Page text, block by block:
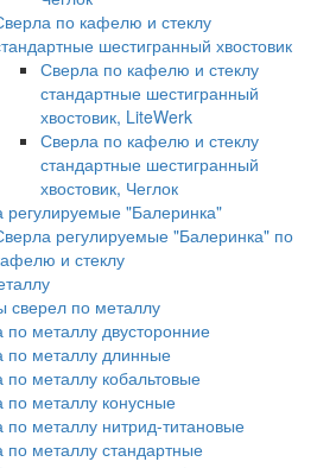
по кафелю и стеклу
шестигранный хвостовик
Сверла по кафелю и стеклу
стандартные шестигранный
хвостовик, LiteWerk
Сверла по кафелю и стеклу
стандартные шестигранный
хвостовик, Чеглок
регулируемые "Балеринка"
регулируемые "Балеринка" по
и стеклу
сверел по металлу
по металлу двусторонние
по металлу длинные
по металлу кобальтовые
по металлу конусные
по металлу нитрид-титановые
по металлу стандартные